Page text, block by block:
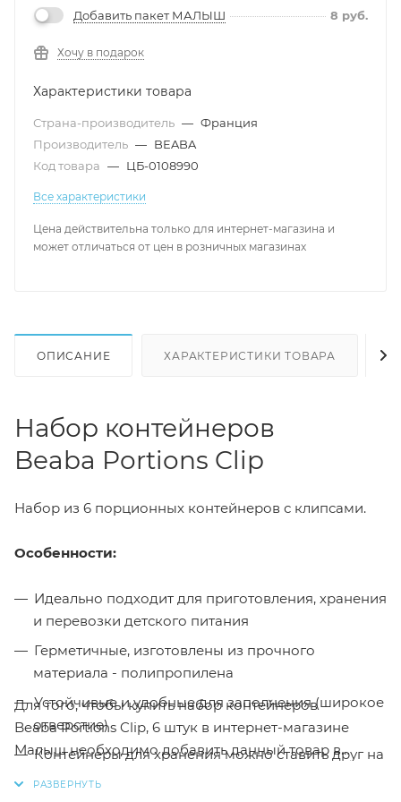
Добавить пакет МАЛЫШ 8 руб.
Хочу в подарок
Характеристики товара
Страна-производитель — Франция
Производитель — BEABA
Код товара — ЦБ-0108990
Все характеристики
Цена действительна только для интернет-магазина и
может отличаться от цен в розничных магазинах
ОПИСАНИЕ ХАРАКТЕРИСТИКИ ТОВАРА
Набор контейнеров
Beaba Portions Clip
Набор из 6 порционных контейнеров с клипсами.
Особенности:
Идеально подходит для приготовления, хранения
и перевозки детского питания
Герметичные, изготовлены из прочного
материала - полипропилена
Устойчивые и удобные для заполнения (широкое
отверстие)
Контейнеры для хранения можно ставить друг на
Для того, чтобы купить набор контейнеров
Beaba Portions Clip, 6 штук в интернет-магазине
Малыш необходимо добавить данный товар в